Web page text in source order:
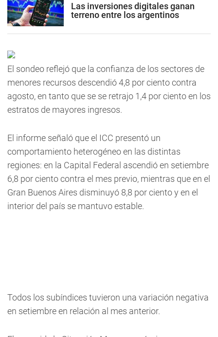
Las inversiones digitales ganan
terreno entre los argentinos
El sondeo reflejó que la confianza de los sectores de
menores recursos descendió 4,8 por ciento contra
agosto, en tanto que se se retrajo 1,4 por ciento en los
estratos de mayores ingresos.
El informe señaló que el ICC presentó un
comportamiento heterogéneo en las distintas
regiones: en la Capital Federal ascendió en setiembre
6,8 por ciento contra el mes previo, mientras que en el
Gran Buenos Aires disminuyó 8,8 por ciento y en el
interior del país se mantuvo estable.
Todos los subíndices tuvieron una variación negativa
en setiembre en relación al mes anterior.